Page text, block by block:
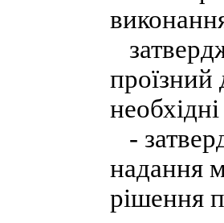
проїзний
-
надання
рішення